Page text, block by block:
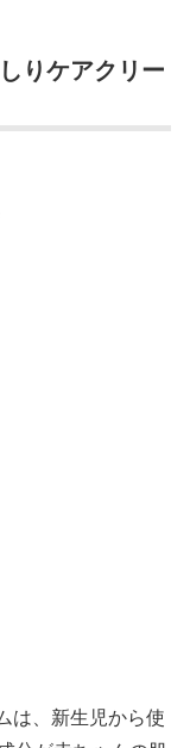
りケアクリー
は、新生児から使